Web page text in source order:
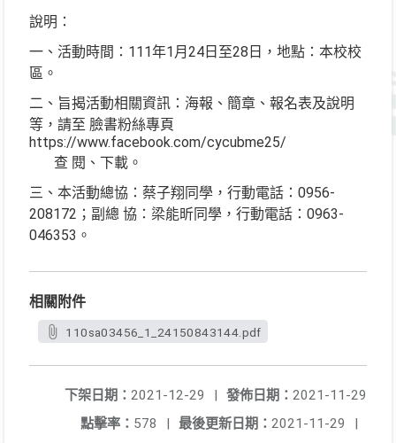
說明：
一、活動時間：111年1月24日至28日，地點：本校校
區。
二、旨揭活動相關資訊：海報、簡章、報名表及說明
等，請至 臉書粉絲專頁
https://www.facebook.com/cycubme25/
查 閱、下載。
三、本活動總協：蔡子翔同學，行動電話：0956-
208172；副總 協：梁能昕同學，行動電話：0963-
046353。
相關附件
110sa03456_1_24150843144.pdf
發佈日期： 2021-11-29
下架日期： 2021-12-29
|
最後更新日期： 2021-11-29 |
點擊率： 578 |